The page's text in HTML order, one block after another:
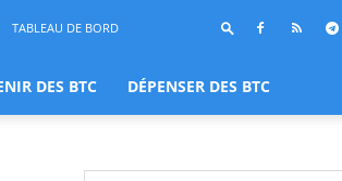
TABLEAU DE BORD
DES BTC DÉPENSER DES BTC